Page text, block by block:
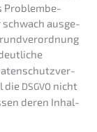
Problem­be­
schwach ausge­
die DSGVO nicht
deren Inhal­